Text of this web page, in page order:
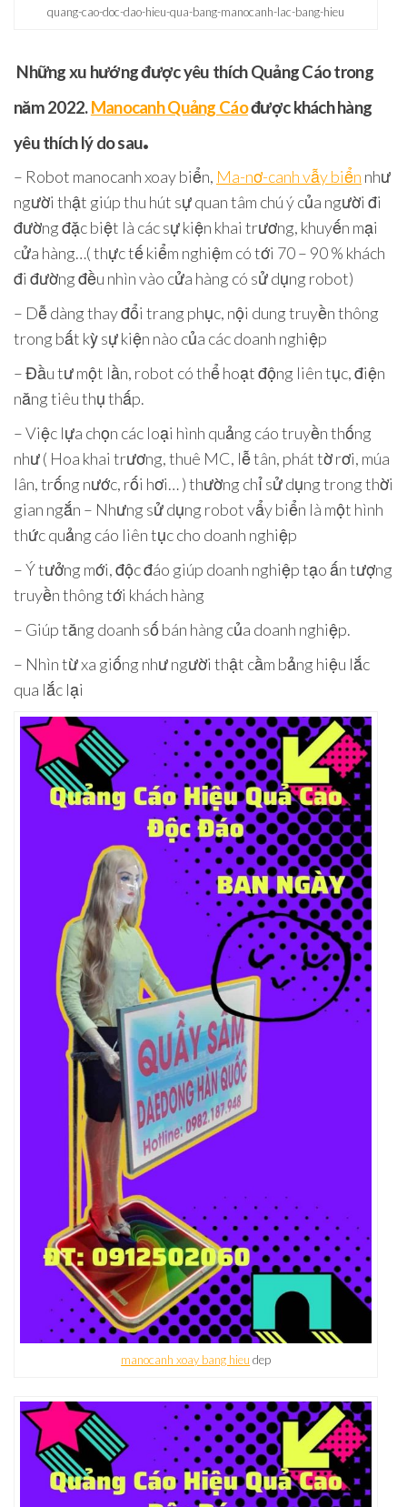
quang-cao-doc-dao-hieu-qua-bang-manocanh-lac-bang-hieu
Những xu hướng được yêu thích Quảng Cáo trong
năm 2022.Manocanh Quảng Cáođược khách hàng
yêu thích lý do sau.
– Robot manocanh xoay biển, Ma-nơ-canh vẫy biển như
người thật giúp thu hút sự quan tâm chú ý của người đi
đường đặc biệt là các sự kiện khai trương, khuyến mại
cửa hàng…( thực tế kiểm nghiệm có tới 70 – 90 % khách
đi đường đều nhìn vào cửa hàng có sử dụng robot)
– Dễ dàng thay đổi trang phục, nội dung truyền thông
trong bất kỳ sự kiện nào của các doanh nghiệp
– Đầu tư một lần, robot có thể hoạt động liên tục, điện
năng tiêu thụ thấp.
– Việc lựa chọn các loại hình quảng cáo truyền thống
như ( Hoa khai trương, thuê MC, lễ tân, phát tờ rơi, múa
lân, trống nước, rối hơi… ) thường chỉ sử dụng trong thời
gian ngắn – Nhưng sử dụng robot vẩy biển là một hình
thức quảng cáo liên tục cho doanh nghiệp
– Ý tưởng mới, độc đáo giúp doanh nghiệp tạo ấn tượng
truyền thông tới khách hàng
– Giúp tăng doanh số bán hàng của doanh nghiệp.
– Nhìn từ xa giống như người thật cầm bảng hiệu lắc
qua lắc lại
manocanh xoay bang hieu dep